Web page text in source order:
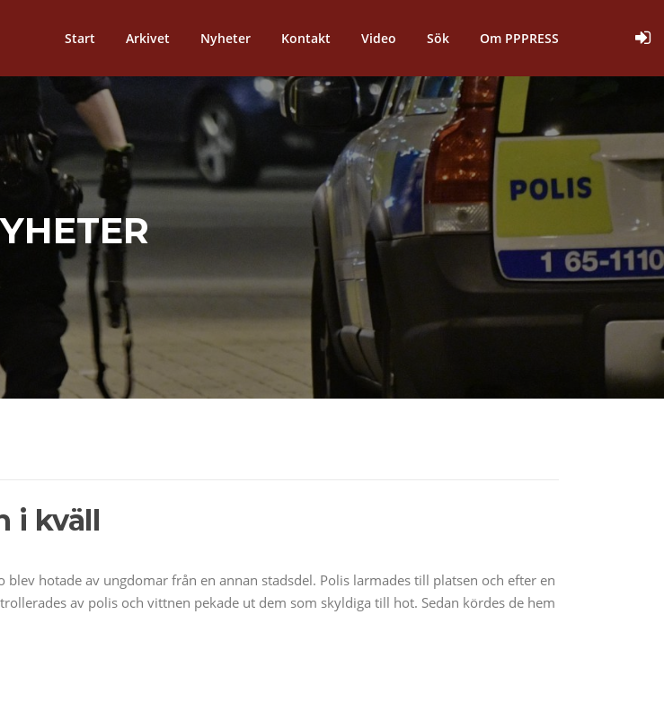
Start Arkivet Nyheter Kontakt Video Sök Om PPPRESS
i kväll
hotade av ungdomar från en annan stadsdel. Polis larmades till platsen och efter en
av polis och vittnen pekade ut dem som skyldiga till hot. Sedan kördes de hem